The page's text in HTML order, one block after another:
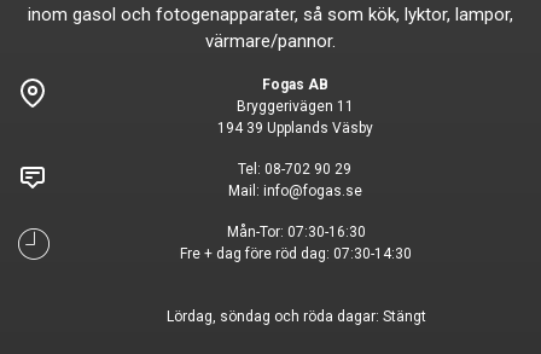
inom gasol och fotogenapparater, så som kök, lyktor, lampor,
värmare/pannor.
Fogas AB
Bryggerivägen 11
194 39 Upplands Väsby
Tel: 08-702 90 29
Mail: info@fogas.se
Mån-Tor: 07:30-16:30
Fre + dag före röd dag: 07:30-14:30
Lördag, söndag och röda dagar: Stängt